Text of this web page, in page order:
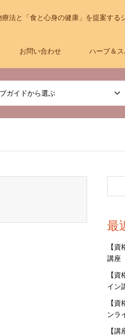
法と「食と心身の健康」を提案する
お問い合わせ ハーブ＆
ガイドから選ぶ
最
【
講座
【
イン
【
ンラ
【